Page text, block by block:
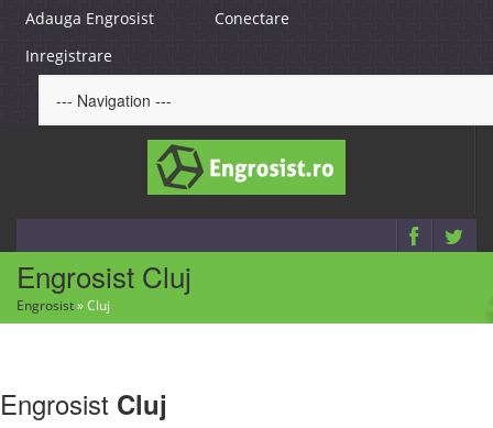
Adauga Engrosist
Conectare
Inregistrare
Engrosist Cluj
Engrosist»Cluj
Engrosist Cluj